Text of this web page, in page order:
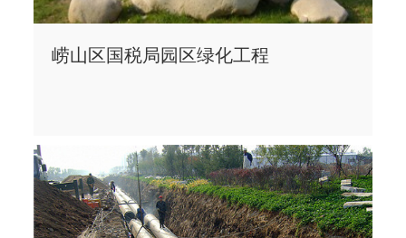
崂山区国税局园区绿化工程